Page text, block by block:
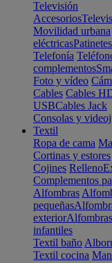
Televisión
Accesorios
Movilidad urbana
eléctricas
Telefonía
complementos
Foto y vídeo
Cables Cables
USBCables Jack
Consolas y
Textil
Ropa de cama
Cortinas y estores
Cojines Relleno
Complementos
Alfombras
pequeñas
exterior
infantiles
Textil baño
Textil cocina